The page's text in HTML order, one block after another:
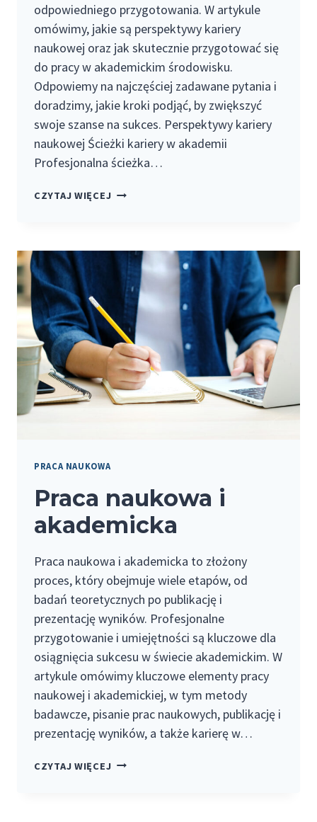
odpowiedniego przygotowania. W artykule
omówimy, jakie są perspektywy kariery
naukowej oraz jak skutecznie przygotować się
do pracy w akademickim środowisku.
Odpowiemy na najczęściej zadawane pytania i
doradzimy, jakie kroki podjąć, by zwiększyć
swoje szanse na sukces. Perspektywy kariery
naukowej Ścieżki kariery w akademii
Profesjonalna ścieżka…
CZYTAJ WIĘCEJPERSPEKTYWY
JAK
PRZYGOTOWAĆ
DO
PRACY
W
AKADEMII
PRACA NAUKOWA
Praca naukowa i
akademicka
Praca naukowa i akademicka to złożony
proces, który obejmuje wiele etapów, od
badań teoretycznych po publikację i
prezentację wyników. Profesjonalne
przygotowanie i umiejętności są kluczowe dla
osiągnięcia sukcesu w świecie akademickim. W
artykule omówimy kluczowe elementy pracy
naukowej i akademickiej, w tym metody
badawcze, pisanie prac naukowych, publikację i
prezentację wyników, a także karierę w…
CZYTAJ WIĘCEJPRACA